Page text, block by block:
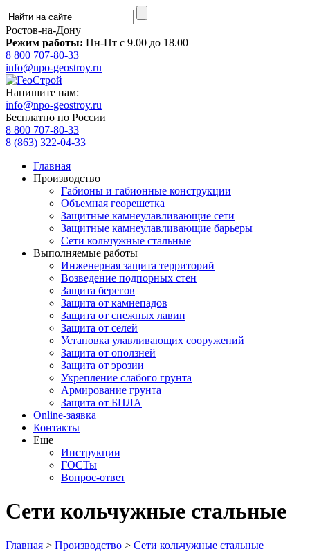
Ростов-на-Дону
Режим работы: Пн-Пт с 9.00 до 18.00
8 800 707-80-33
info@npo-geostroy.ru
Напишите нам:
info@npo-geostroy.ru
Бесплатно по России
8 800 707-80-33
8 (863) 322-04-33
Главная
Производство
Габионы и габионные конструкции
Объемная георешетка
Защитные камнеулавливающие сети
Защитные камнеулавливающие барьеры
Сети кольчужные стальные
Выполняемые работы
Инженерная защита территорий
Возведение подпорных стен
Защита берегов
Защита от камнепадов
Защита от снежных лавин
Защита от селей
Установка улавливающих сооружений
Защита от оползней
Защита от эрозии
Укрепление слабого грунта
Армирование грунта
Защита от БПЛА
Online-заявка
Контакты
Еще
Инструкции
ГОСТы
Вопрос-ответ
Сети кольчужные стальные
Главная > Производство > Сети кольчужные стальные